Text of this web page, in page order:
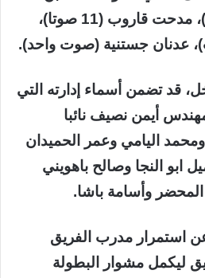
داخل الجهني (64 صوتا)، مدحت قاروب (11 صوتا)،
قد تضمن أسماء إدارته التي
أيمن نصيف نائبا
اليامي وعمر الحميدان
ابو النجا وصالح باهويني
وأسامة باشا.
استمرار مدرب الفريق
ليكمل مشوار البطولة